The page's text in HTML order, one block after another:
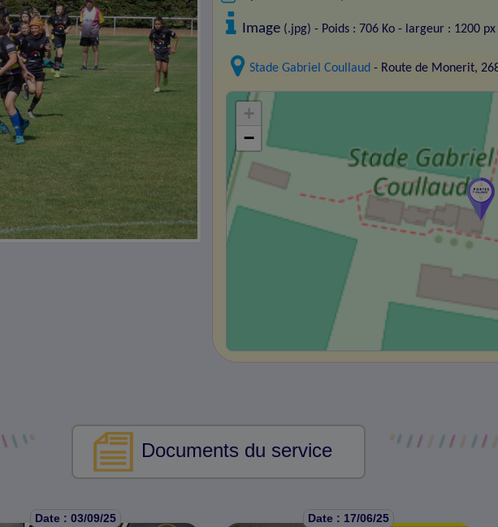
Image (.jpg) - Poids : 706 Ko - largeur : 1200 px
Stade Gabriel Coullaud - Route de Monerit,
+
−
Documents du service
Date : 03/09/25 Date : 17/06/25